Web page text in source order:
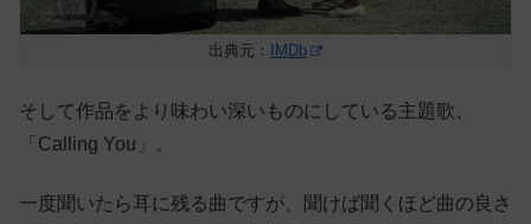
出典元： IMDb
そして作品をより味わい深いものにしている主題歌、
「 Calling You 」。
一度聞いたら耳に残る曲ですが、聞けば聞くほど曲の良さ